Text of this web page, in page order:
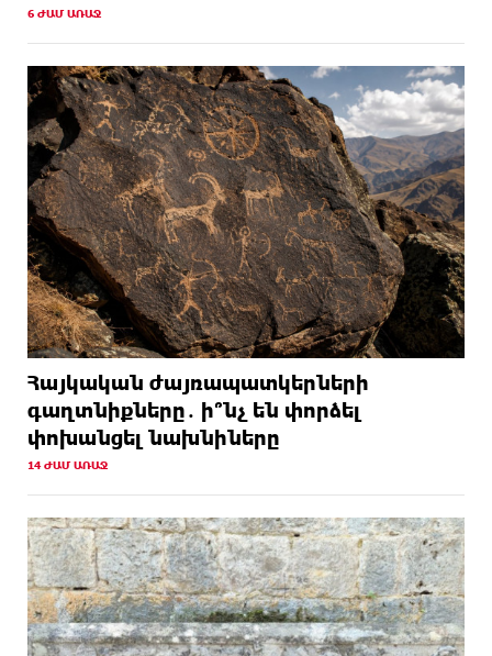
6 ԺԱՄ ԱՌԱՋ
Հայկական ժայռապատկերների
գաղտնիքները․ ի՞նչ են փորձել
փոխանցել նախնիները
14 ԺԱՄ ԱՌԱՋ